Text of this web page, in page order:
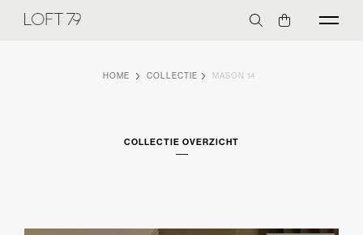
HOME COLLECTIE MASON 14
COLLECTIE OVERZICHT